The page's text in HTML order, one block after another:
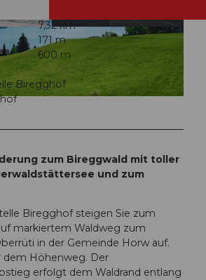
AG, Armin Ben Wurmser & Tina Gerber
AG
© Laila Bosco, Luzern Tourismus AG, Beat Bre
7,32 km
171 m
600 m
Biregghof
zum Bireggwald mit toller
und zum
Biregghof steigen Sie zum
markiertem Waldweg zum
in der Gemeinde Horw auf.
dem Höhenweg. Der
erfolgt dem Waldrand entlang